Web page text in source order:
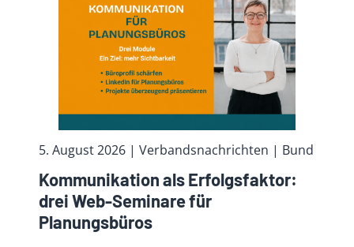
5. August 2026 | Verbandsnachrichten | Bund
Kommunikation als Erfolgsfaktor:
drei Web-Seminare für
Planungsbüros